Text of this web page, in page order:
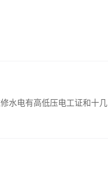
水电有高低压电工证和十几